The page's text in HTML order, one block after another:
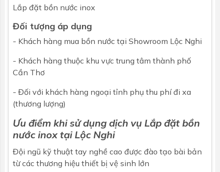
Lắp đặt bồn nước inox
Đối tượng áp dụng
- Khách hàng mua bồn nước tại Showroom Lộc Nghi
- Khách hàng thuộc khu vực trung tâm thành phố
Cần Thơ
- Đối với khách hàng ngoại tỉnh phụ thu phí đi xa
(thương lượng)
Ưu điểm khi sử dụng dịch vụ Lắp đặt bồn
nước inox tạiLộc Nghi
Đội ngũ kỹ thuật tay nghề cao được đào tạo bài bản
từ các thương hiệu thiết bị vệ sinh lớn